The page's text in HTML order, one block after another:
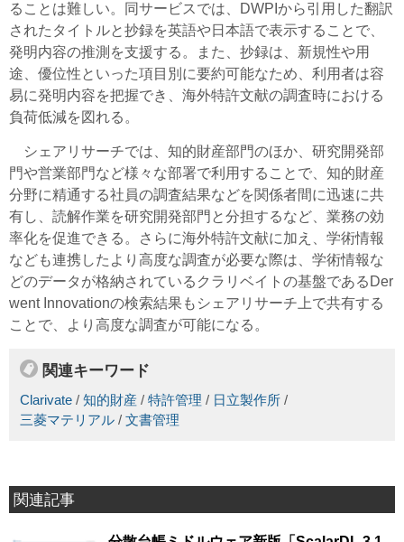
ることは難しい。同サービスでは、DWPIから引用した翻訳
されたタイトルと抄録を英語や日本語で表示することで、
発明内容の推測を支援する。また、抄録は、新規性や用
途、優位性といった項目別に要約可能なため、利用者は容
易に発明内容を把握でき、海外特許文献の調査時における
負荷低減を図れる。
シェアリサーチでは、知的財産部門のほか、研究開発部
門や営業部門など様々な部署で利用することで、知的財産
分野に精通する社員の調査結果などを関係者間に迅速に共
有し、読解作業を研究開発部門と分担するなど、業務の効
率化を促進できる。さらに海外特許文献に加え、学術情報
なども連携したより高度な調査が必要な際は、学術情報な
どのデータが格納されているクラリベイトの基盤であるDer
went Innovationの検索結果もシェアリサーチ上で共有する
ことで、より高度な調査が可能になる。
関連キーワード
Clarivate / 知的財産 / 特許管理 / 日立製作所 /
三菱マテリアル / 文書管理
関連記事